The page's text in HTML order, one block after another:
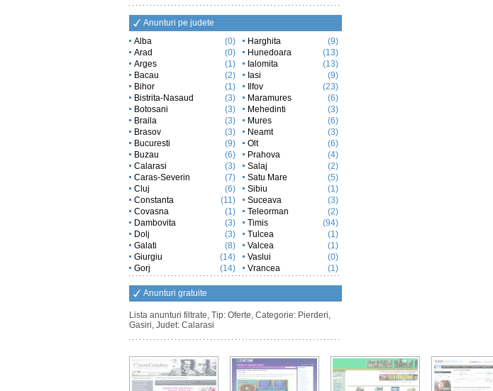
Anunturi pe judete
Alba
(0)
Arad
(0)
Arges
(1)
Bacau
(2)
Bihor
(1)
Bistrita-Nasaud
(3)
Botosani
(3)
Braila
(3)
Brasov
(3)
Bucuresti
(9)
Buzau
(6)
Calarasi
(3)
Caras-Severin
(7)
Cluj
(6)
Constanta
(11)
Covasna
(1)
Dambovita
(3)
Dolj
(3)
Galati
(8)
Giurgiu
(14)
Gorj
(14)
Harghita
(9)
Hunedoara
(13)
Ialomita
(13)
Iasi
(9)
Ilfov
(23)
Maramures
(6)
Mehedinti
(3)
Mures
(6)
Neamt
(3)
Olt
(6)
Prahova
(4)
Salaj
(2)
Satu Mare
(5)
Sibiu
(1)
Suceava
(3)
Teleorman
(2)
Timis
(94)
Tulcea
(1)
Valcea
(1)
Vaslui
(0)
Vrancea
(1)
Anunturi gratuite
Lista anunturi filtrate, Tip: Oferte, Categorie: Pierderi,
Gasiri, Judet: Calarasi